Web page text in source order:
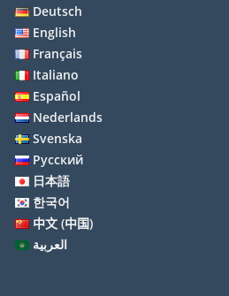
Deutsch
English
Français
Italiano
Español
Nederlands
Svenska
Русский
日本語
한국어
中文 (中国)
العربية